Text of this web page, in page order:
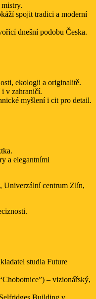
spojit tradici a moderní
dnešní podobu Česka.
ekologii a originalitě.
v zahraničí.
myšlení i cit pro detail.
a elegantními
Univerzální centrum Zlín,
studia Future
– vizionářský,
Building v